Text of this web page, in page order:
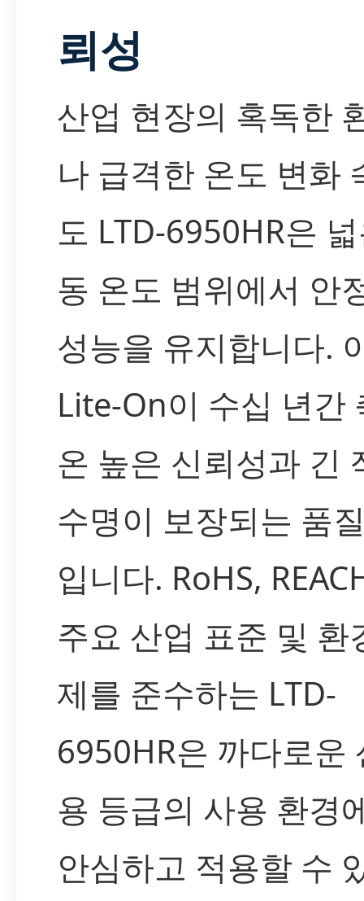
뢰성
산업 현장의 혹독한
나 급격한 온도 변화
도 LTD-6950HR은
동 온도 범위에서 안
성능을 유지합니다.
Lite-On이 수십 년간
온 높은 신뢰성과 긴
수명이 보장되는 품
입니다. RoHS,
주요 산업 표준 및 환
제를 준수하는 LTD-
6950HR은 까다로운
용 등급의 사용 환경
안심하고 적용할 수